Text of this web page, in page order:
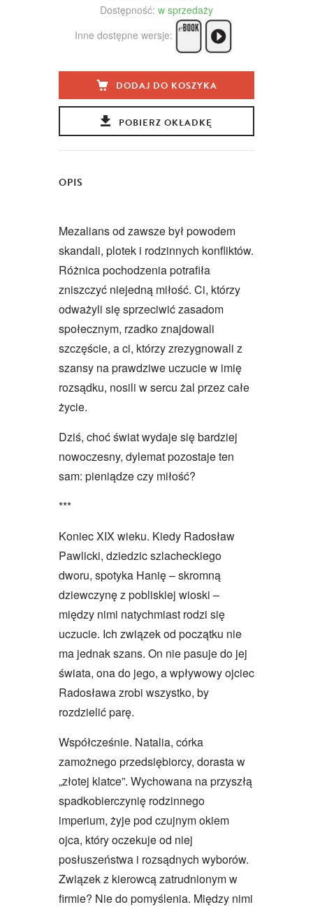
Dostępność: w sprzedaży
Inne dostępne wersje:
DODAJ DO KOSZYKA
POBIERZ OKŁADKĘ
OPIS
Mezalians od zawsze był powodem
skandali, plotek i rodzinnych konfliktów.
Różnica pochodzenia potrafiła
zniszczyć niejedną miłość. Ci, którzy
odważyli się sprzeciwić zasadom
społecznym, rzadko znajdowali
szczęście, a ci, którzy zrezygnowali z
szansy na prawdziwe uczucie w imię
rozsądku, nosili w sercu żal przez całe
życie.
Dziś, choć świat wydaje się bardziej
nowoczesny, dylemat pozostaje ten
sam: pieniądze czy miłość?
***
Koniec XIX wieku. Kiedy Radosław
Pawlicki, dziedzic szlacheckiego
dworu, spotyka Hanię – skromną
dziewczynę z pobliskiej wioski –
między nimi natychmiast rodzi się
uczucie. Ich związek od początku nie
ma jednak szans. On nie pasuje do jej
świata, ona do jego, a wpływowy ojciec
Radosława zrobi wszystko, by
rozdzielić parę.
Współcześnie. Natalia, córka
zamożnego przedsiębiorcy, dorasta w
„złotej klatce”. Wychowana na przyszłą
spadkobierczynię rodzinnego
imperium, żyje pod czujnym okiem
ojca, który oczekuje od niej
posłuszeństwa i rozsądnych wyborów.
Związek z kierowcą zatrudnionym w
firmie? Nie do pomyślenia. Między nimi